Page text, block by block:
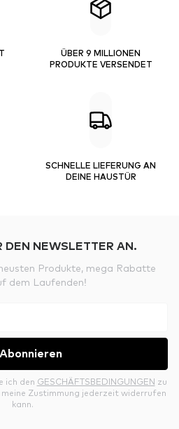
ÜBER 9 MILLIONEN
PRODUKTE VERSENDET
SCHNELLE LIEFERUNG AN
DEINE HAUSTÜR
DEN NEWSLETTER AN.
Produkte, mega Rabatte
dem Laufenden!
Abonnieren
ich den GESCHÄFTSBEDINGUNGEN zu
Zustimmung jederzeit widerrufen
kann.